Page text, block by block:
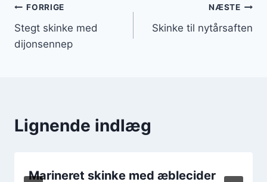
Indlægsnavigation
FORRIGE
Stegt skinke med
dijonsennep
NÆSTE
Skinke til nytårsaften
Lignende indlæg
Marineret skinke med æblecider